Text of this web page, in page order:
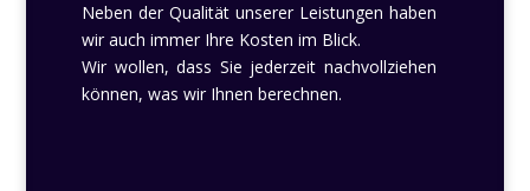
Neben der Qualität unserer Leistungen haben
wir auch immer Ihre Kosten im Blick.
Wir wollen, dass Sie jederzeit nachvollziehen
können, was wir Ihnen berechnen.